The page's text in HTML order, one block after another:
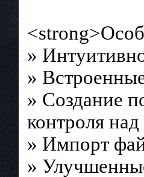
»
»
» Создание
контроля
» Импорт
»